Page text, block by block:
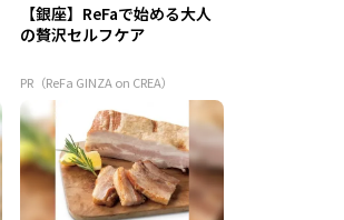
【銀座】ReFaで始める大人
の贅沢セルフケア
PR（ReFa GINZA on CREA）